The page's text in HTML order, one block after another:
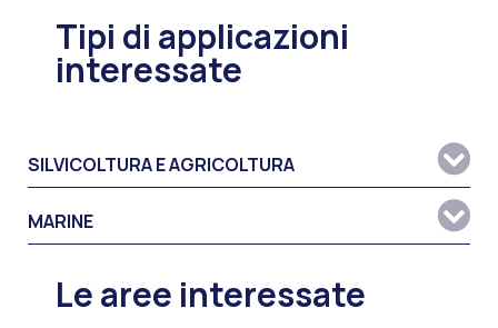
Tipi di applicazioni
interessate
SILVICOLTURA E AGRICOLTURA
MARINE
Le aree interessate